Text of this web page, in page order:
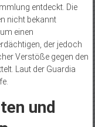
entdeckt. Die
nicht bekannt
einen
der jedoch
Verstöße gegen den
Laut der Guardia
und